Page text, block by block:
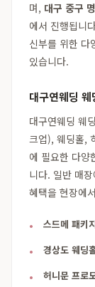
며, 대구 중구
에서 진행됩니
신부를 위한 다
있습니다.
대구연웨딩
대구연웨딩 웨
크업), 웨딩홀,
에 필요한 다양
니다. 일반 매
혜택을 현장에
스드메 패키
경상도 웨딩
허니문 프로